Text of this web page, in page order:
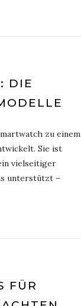
DIE
zu einem
Sie ist
vielseitiger
unterstützt –
FÜR